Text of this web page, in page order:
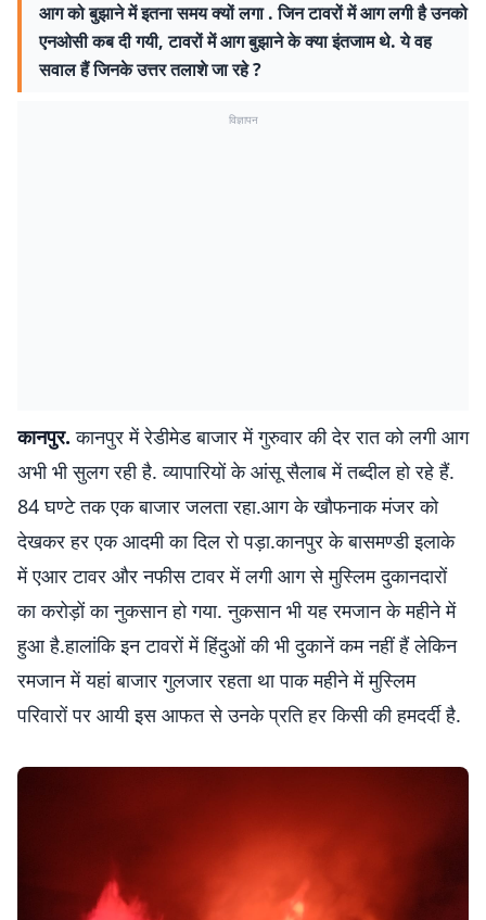
आग को बुझाने में इतना समय क्यों लगा . जिन टावरों में आग लगी है उनको
एनओसी कब दी गयी, टावरों में आग बुझाने के क्या इंतजाम थे. ये वह
सवाल हैं जिनके उत्तर तलाशे जा रहे ?
विज्ञापन
कानपुर. कानपुर में रेडीमेड बाजार में गुरुवार की देर रात को लगी आग
अभी भी सुलग रही है. व्यापारियों के आंसू सैलाब में तब्दील हो रहे हैं.
84 घण्टे तक एक बाजार जलता रहा.आग के खौफनाक मंजर को
देखकर हर एक आदमी का दिल रो पड़ा.कानपुर के बासमण्डी इलाके
में एआर टावर और नफीस टावर में लगी आग से मुस्लिम दुकानदारों
का करोड़ों का नुकसान हो गया. नुकसान भी यह रमजान के महीने में
हुआ है.हालांकि इन टावरों में हिंदुओं की भी दुकानें कम नहीं हैं लेकिन
रमजान में यहां बाजार गुलजार रहता था पाक महीने में मुस्लिम
परिवारों पर आयी इस आफत से उनके प्रति हर किसी की हमदर्दी है.